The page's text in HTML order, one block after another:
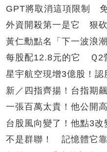
GPT將取消這項限制
外資開殺第一是它 狠
黃仁勳點名「下一波浪
每股配12.8元的它 Ｑ2
星宇航空現增3億股！認
新／四指齊揚！台指期
一張百萬太貴！他公開
台股風向變了！他點3
不是群聯！ 記憶體它